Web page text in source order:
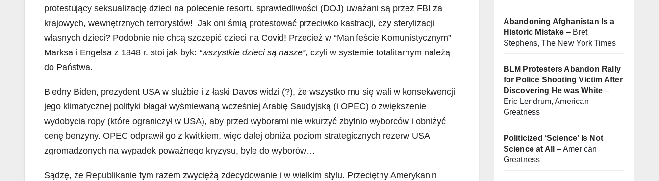
protestujący seksualizację dzieci na polecenie resortu sprawiedliwości (DOJ) uważani są przez FBI za
krajowych, wewnętrznych terrorystów! Jak oni śmią protestować przeciwko kastracji, czy sterylizacji
własnych dzieci? Podobnie nie chcą szczepić dzieci na Covid! Przecież w “Manifeście Komunistycznym”
Marksa i Engelsa z 1848 r. stoi jak byk: “wszystkie dzieci są nasze”, czyli w systemie totalitarnym należą
do Państwa.
Biedny Biden, prezydent USA w służbie i z łaski Davos widzi (?), że wszystko mu się wali w konsekwencji
jego klimatycznej polityki błagał wyśmiewaną wcześniej Arabię Saudyjską (i OPEC) o zwiększenie
wydobycia ropy (które ograniczył w USA), aby przed wyborami nie wkurzyć zbytnio wyborców i obniżyć
cenę benzyny. OPEC odprawił go z kwitkiem, więc dalej obniża poziom strategicznych rezerw USA
zgromadzonych na wypadek poważnego kryzysu, byle do wyborów…
Sądzę, że Republikanie tym razem zwyciężą zdecydowanie i w wielkim stylu. Przeciętny Amerykanin
Abandoning Afghanistan Is a
Historic Mistake – Bret
Stephens, The New York Times
BLM Protesters Abandon Rally
for Police Shooting Victim After
Discovering He was White –
Eric Lendrum, American
Greatness
Politicized ‘Science’ Is Not
Science at All
– American
Greatness